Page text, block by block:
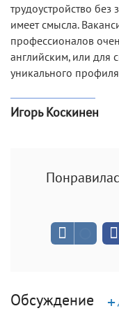
трудоустройство
имеет смысла.
профессионалов
английским, или для
уникального
Игорь Коскинен
Обсуждение +